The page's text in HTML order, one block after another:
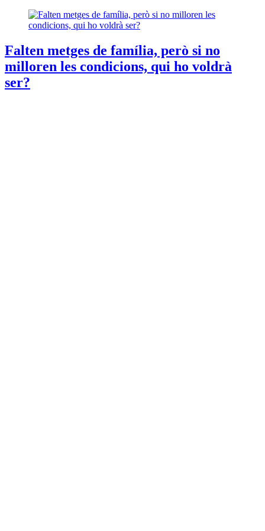
Falten metges de família, però si no
milloren les condicions, qui ho voldrà
ser?